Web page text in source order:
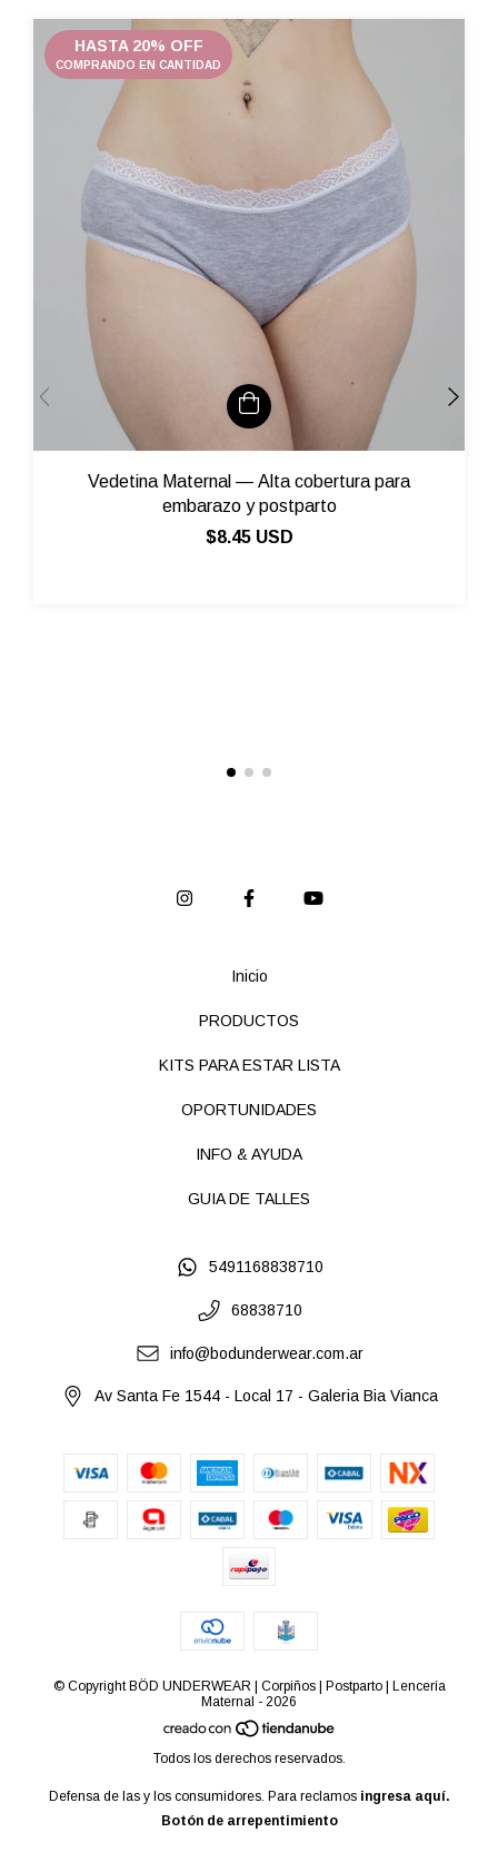
HASTA 20% OFF
COMPRANDO EN CANTIDAD
Vedetina Maternal — Alta cobertura para
embarazo y postparto
$8.45 USD
Inicio
PRODUCTOS
KITS PARA ESTAR LISTA
OPORTUNIDADES
INFO & AYUDA
GUIA DE TALLES
5491168838710
68838710
info@bodunderwear.com.ar
Av Santa Fe 1544 - Local 17 - Galeria Bia Vianca
© Copyright BÖD UNDERWEAR | Corpiños | Postparto | Lencería
Maternal - 2026
Todos los derechos reservados.
Defensa de las y los consumidores. Para reclamos ingresa aquí.
Botón de arrepentimiento